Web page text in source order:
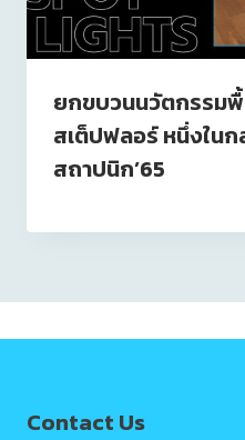
ยกขบวนนวัตกรรม
สเต็ปฟลอร์ หนึ่งใน
สถาปนิก’65
Contact Us